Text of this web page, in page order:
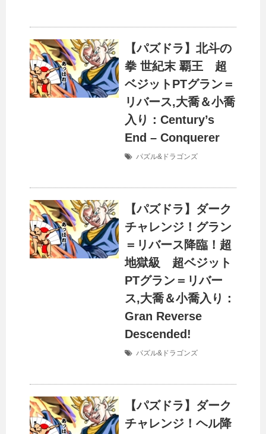
【パズドラ】北斗の
拳 世紀末 覇王 超
ベジットPTグラン＝
リバース,大喬＆小喬
入り：Century’s
End – Conquerer
パズル&ドラゴンズ
【パズドラ】ダーク
チャレンジ！グラン
＝リバース降臨！超
地獄級 超ベジット
PTグラン＝リバー
ス,大喬＆小喬入り：
Gran Reverse
Descended!
パズル&ドラゴンズ
【パズドラ】ダーク
チャレンジ！ヘル降